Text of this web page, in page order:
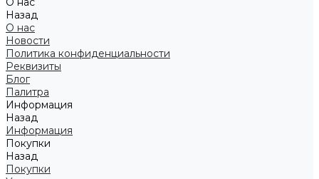
Назад
О нас
Новости
Политика конфиденциальности
Реквизиты
Блог
Палитра
Информация
Назад
Информация
Покупки
Назад
Покупки